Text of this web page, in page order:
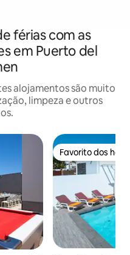
férias com as
em Puerto del
alojamentos são muito
limpeza e outros
Favorito dos
Favorito dos